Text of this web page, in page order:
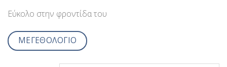
Εύκολο στην φροντίδα του
ΜΕΓΕΘΟΛΟΓΙΟ